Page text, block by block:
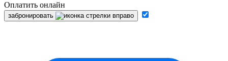
Оплатить онлайн
забронировать